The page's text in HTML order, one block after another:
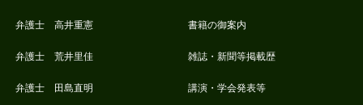
弁護士 高井重憲
弁護士 荒井里佳
弁護士 田島直明
書籍の御案内
雑誌・新聞等掲載歴
講演・学会発表等